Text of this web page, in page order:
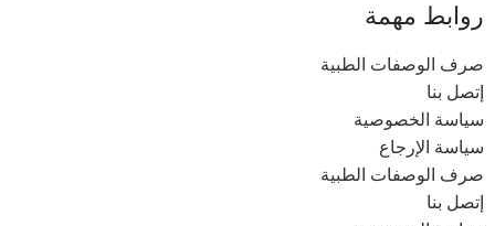
روابط مهمة
صرف الوصفات الطبية
إتصل بنا
سياسة الخصوصية
سياسة الإرجاع
صرف الوصفات الطبية
إتصل بنا